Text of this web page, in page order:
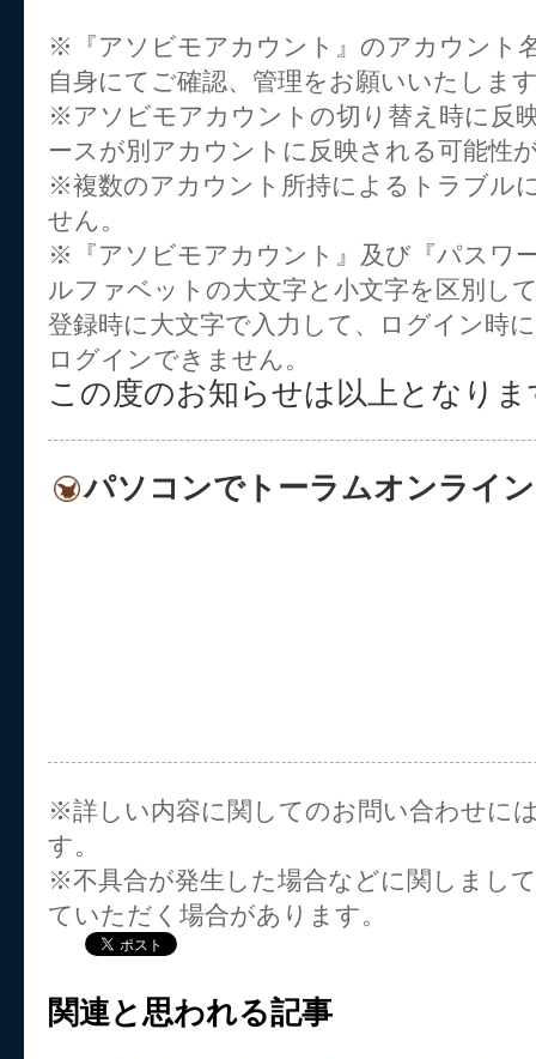
※『アソビモアカウント』のアカウント
自身にてご確認、管理をお願いいたしま
※アソビモアカウントの切り替え時に反
ースが別アカウントに反映される可能性
※複数のアカウント所持によるトラブル
せん。
※『アソビモアカウント』及び『パスワ
ルファベットの大文字と小文字を区別し
登録時に大文字で入力して、ログイン時
ログインできません。
この度のお知らせは以上となりま
パソコンでトーラムオンライ
※詳しい内容に関してのお問い合わせに
す。
※不具合が発生した場合などに関しまし
ていただく場合があります。
関連と思われる記事